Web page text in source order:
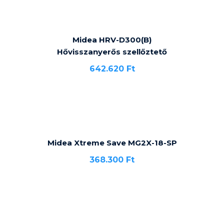
Midea HRV-D300(B)
Hővisszanyerős szellőztető
642.620 Ft
Midea Xtreme Save MG2X-18-SP
368.300 Ft